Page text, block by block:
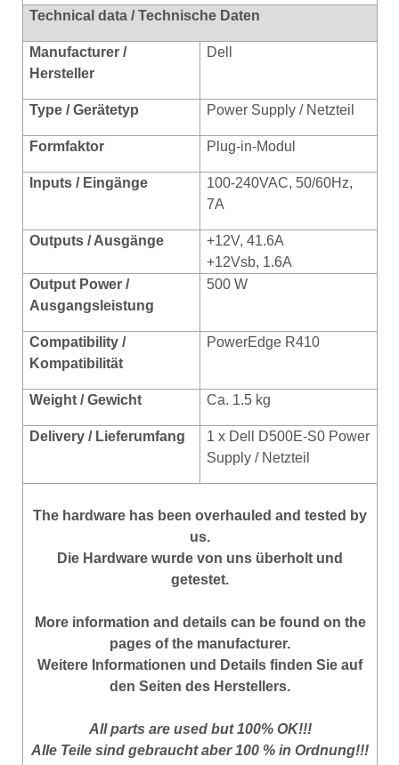
Technical data / Technische Daten
Manufacturer /
Hersteller
Dell
Type / Gerätetyp Power Supply / Netzteil
Formfaktor Plug-in-Modul
Inputs / Eingänge
100-240VAC, 50/60Hz,
7A
Outputs / Ausgänge
+12V, 41.6A
+12Vsb, 1.6A
Output Power /
Ausgangsleistung
500 W
Compatibility /
Kompatibilität
PowerEdge R410
Weight / Gewicht Ca. 1.5 kg
Delivery / Lieferumfang
1 x Dell D500E-S0 Power
Supply / Netzteil
The hardware has been overhauled and tested by
us.
Die Hardware wurde von uns überholt und
getestet.
More information and details can be found on the
pages of the manufacturer.
Weitere Informationen und Details finden Sie auf
den Seiten des Herstellers.
All parts are used but 100% OK!!!
Alle Teile sind gebraucht aber 100 % in Ordnung!!!